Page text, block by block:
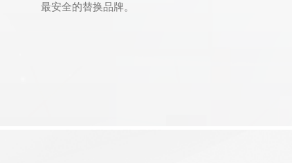
最安全的替换品牌。